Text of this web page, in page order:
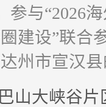
参与“2026
建设”联合
州市宣汉
大峡谷片